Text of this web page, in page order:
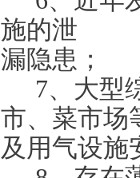
施的泄
漏隐患；
7、大型
市、菜市场
及用气设施